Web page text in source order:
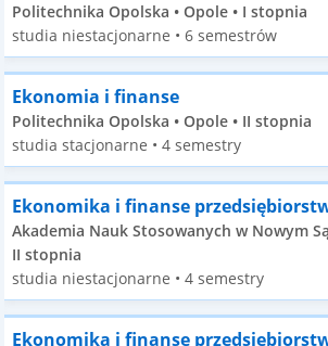
Politechnika Opolska • Opole • I stopnia
studia niestacjonarne • 6 semestrów
Ekonomia i finanse
Politechnika Opolska • Opole • II stopnia
studia stacjonarne • 4 semestry
Ekonomika i finanse
Akademia Nauk Stosowanych w Nowym
II stopnia
studia niestacjonarne • 4 semestry
Ekonomika i finanse